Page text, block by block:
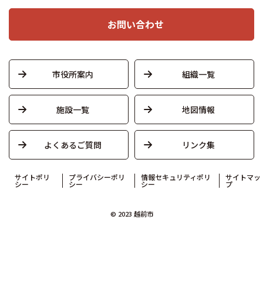
お問い合わせ
市役所案内 組織一覧
施設一覧 地図情報
よくあるご質問 リンク集
サイトポリ
シー
プライバシーポリ
シー
情報セキュリティポリ
シー
サイトマッ
プ
© 2023 越前市